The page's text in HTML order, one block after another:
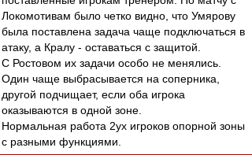
Локомотивам было четко видно, что Умярову
была поставлена задача чаще подключаться в
атаку, а Кралу - оставаться с защитой.
С Ростовом их задачи особо не менялись.
Один чаще выбрасывается на соперника,
другой подчищает, если оба игрока
оказываются в одной зоне.
Нормальная работа 2ух игроков опорной зоны
с разными функциями.